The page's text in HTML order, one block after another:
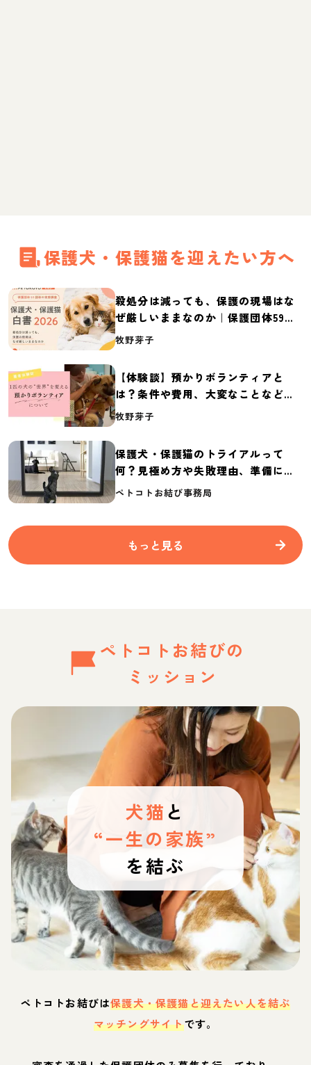
保護犬・保護猫を迎えたい方へ
殺処分は減っても、保護の現場はな
ぜ厳しいままなのか｜保護団体59団
体の実態調査【保護犬・保護猫白書
牧野芽子
【体験談】預かりボランティアと
は？条件や費用、大変なことなど紹
介
牧野芽子
保護犬・保護猫のトライアルって
何？見極め方や失敗理由、準備に必
要なものを紹介
ペトコトお結び事務局
もっと見る
ペトコトお結びの
ミッション
犬猫 と
“一生の家族”
を結ぶ
ペトコトお結びは保護犬・保護猫と迎えたい人を結ぶ
マッチングサイトです。